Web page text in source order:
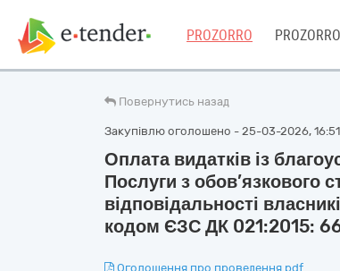
PROZORRO
Повернутись назад
Закупівлю оголошено - 25-03-2026,
Оплата видатків із
Послуги з обов’язкового
відповідальності
кодом ЄЗС ДК 021:2015:
Оголошення про проведення.pdf